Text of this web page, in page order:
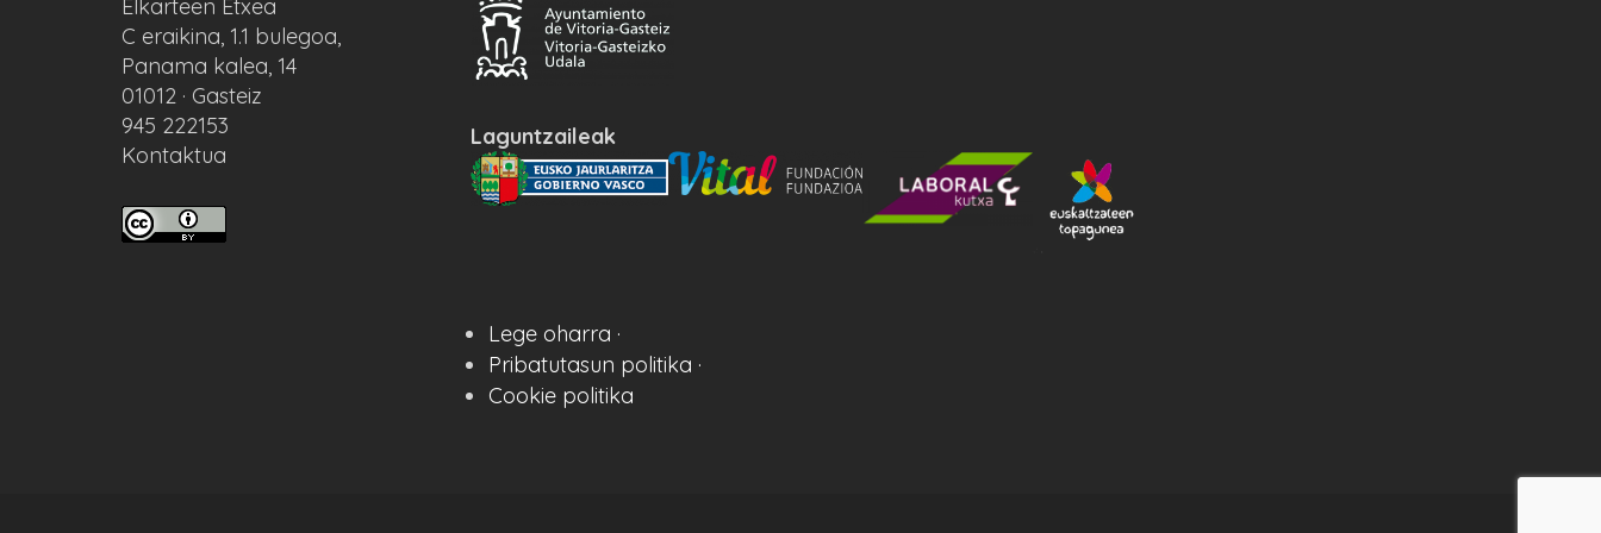
Elkarteen Etxea
C eraikina, 1.1 bulegoa,
Panama kalea, 14
01012 · Gasteiz
945 222153
Kontaktua
Laguntzaileak
Lege oharra ·
Pribatutasun politika ·
Cookie politika